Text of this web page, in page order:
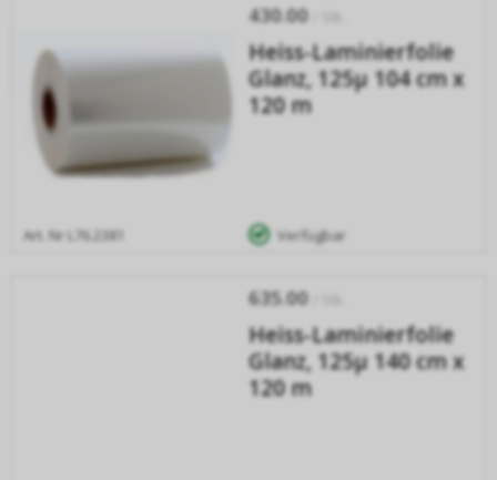
430.00
Heiss-Laminierfolie
Glanz, 125µ 104 cm x
120 m
Art. Nr L76.2381 Verfügbar
635.00
Heiss-Laminierfolie
Glanz, 125µ 140 cm x
120 m